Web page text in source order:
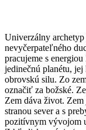
Univerzálny archetyp
nevyčerpateľného
pracujeme s
jedinečnú planétu, jej
obrovskú silu. Zo
označiť za božské.
Zem dáva život. Zem
stranou sever a s
pozitívnym vývojom